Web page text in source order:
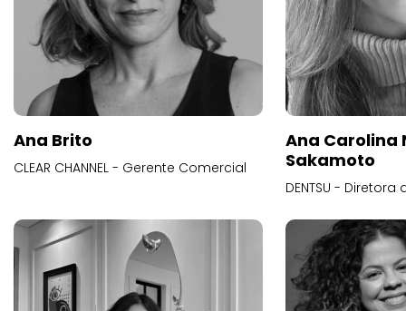
Ana Brito
CLEAR CHANNEL - Gerente Comercial
Ana Carolina
Sakamoto
DENTSU -